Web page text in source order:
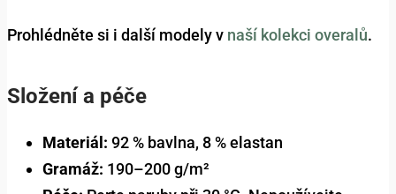
Prohlédněte si i další modely v naší kolekci overalů.
Složení a péče
Materiál: 92 % bavlna, 8 % elastan
Gramáž: 190–200 g/m²